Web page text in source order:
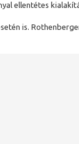
ellentétes
is.